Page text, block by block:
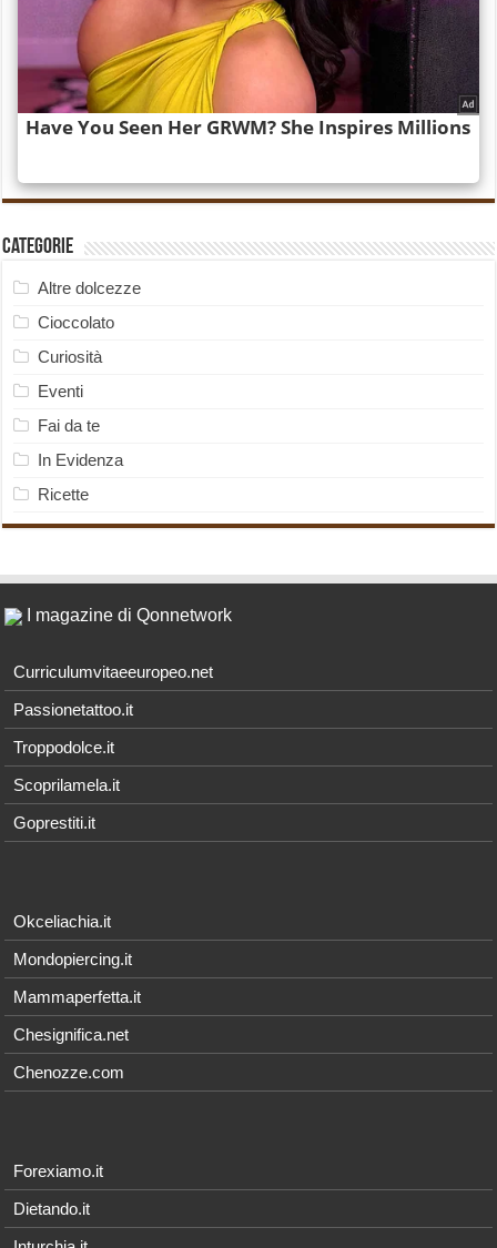
Categorie
Altre dolcezze
Cioccolato
Curiosità
Eventi
Fai da te
In Evidenza
Ricette
I magazine di Qonnetwork
Curriculumvitaeeuropeo.net
Passionetattoo.it
Troppodolce.it
Scoprilamela.it
Goprestiti.it
Okceliachia.it
Mondopiercing.it
Mammaperfetta.it
Chesignifica.net
Chenozze.com
Forexiamo.it
Dietando.it